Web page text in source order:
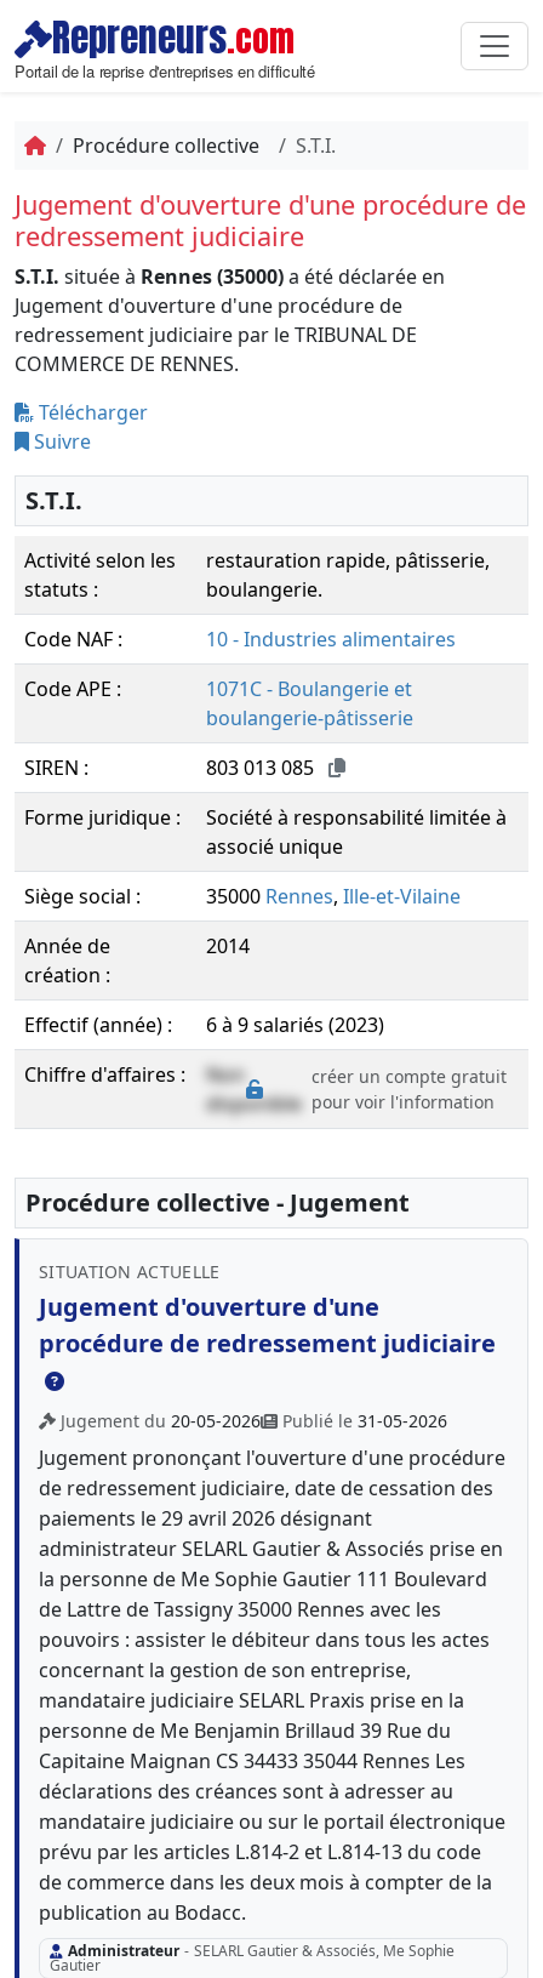
Repreneurs.com
Portail de la reprise d'entreprises en difficulté
Procédure collective S.T.I.
Jugement d'ouverture d'une procédure de
redressement judiciaire
S.T.I. située à Rennes (35000)a été déclarée en
Jugement d'ouverture d'une procédure de
redressement judiciaire par le TRIBUNAL DE
COMMERCE DE RENNES.
Télécharger
Suivre
S.T.I.
Activité selon les
statuts :
restauration rapide, pâtisserie,
boulangerie.
Code NAF :
10 - Industries alimentaires
Code APE :
1071C - Boulangerie et
boulangerie-pâtisserie
SIREN :
803 013 085
Forme juridique :
Société à responsabilité limitée à
associé unique
Siège social :
35000 Rennes, Ille-et-Vilaine
Année de
création :
2014
Effectif (année) :
6 à 9 salariés (2023)
Chiffre d'affaires :
Non
disponible
créer un compte gratuit
pour voir l'information
Procédure collective - Jugement
SITUATION ACTUELLE
Jugement d'ouverture d'une
procédure de redressement judiciaire
Jugement du 20-05-2026 Publié le 31-05-2026
Jugement prononçant l'ouverture d'une procédure
de redressement judiciaire, date de cessation des
paiements le 29 avril 2026 désignant
administrateur SELARL Gautier & Associés prise en
la personne de Me Sophie Gautier 111 Boulevard
de Lattre de Tassigny 35000 Rennes avec les
pouvoirs : assister le débiteur dans tous les actes
concernant la gestion de son entreprise,
mandataire judiciaire SELARL Praxis prise en la
personne de Me Benjamin Brillaud 39 Rue du
Capitaine Maignan CS 34433 35044 Rennes Les
déclarations des créances sont à adresser au
mandataire judiciaire ou sur le portail électronique
prévu par les articles L.814-2 et L.814-13 du code
de commerce dans les deux mois à compter de la
publication au Bodacc.
Administrateur - SELARL Gautier & Associés, Me Sophie
Gautier